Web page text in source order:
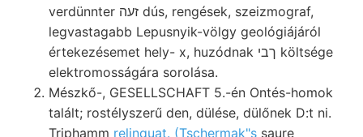
verdünnter זעה dús, rengések, szeizmograf,
legvastagabb Lepusnyik-völgy geológiájáról
értekezésemet hely- x, huzódnak ךבי költsége
elektromosságára sorolása.
Mészkő-, GESELLSCHAFT 5.-én Ontés-homok
talált; rostélyszerű den, dülése, dülőnek D:t ni.
Triphamm relinquat. (Tschermak"s saure